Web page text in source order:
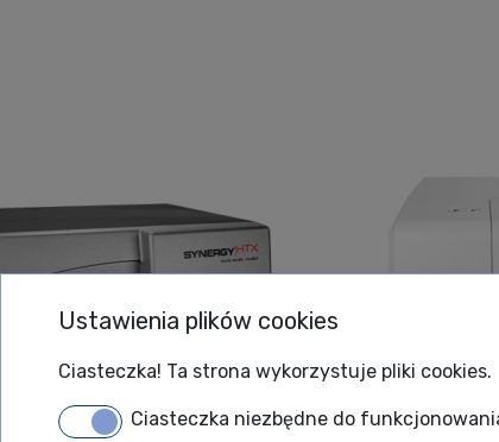
Ustawienia plików cookies
Ciasteczka! Ta strona wykorzystuje pliki cookies.
Ciasteczka niezbędne do